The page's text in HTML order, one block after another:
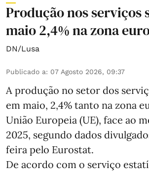
Produção nos serviços
maio 2,4% na zona
DN/Lusa
Publicado a: 07 Agosto 2026, 09:37
A produção no setor dos
em maio, 2,4% tanto na zona
União Europeia (UE), face ao
2025, segundo dados
feira pelo Eurostat.
De acordo com o serviço